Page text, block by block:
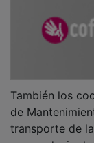
de
transporte de
para reducir al